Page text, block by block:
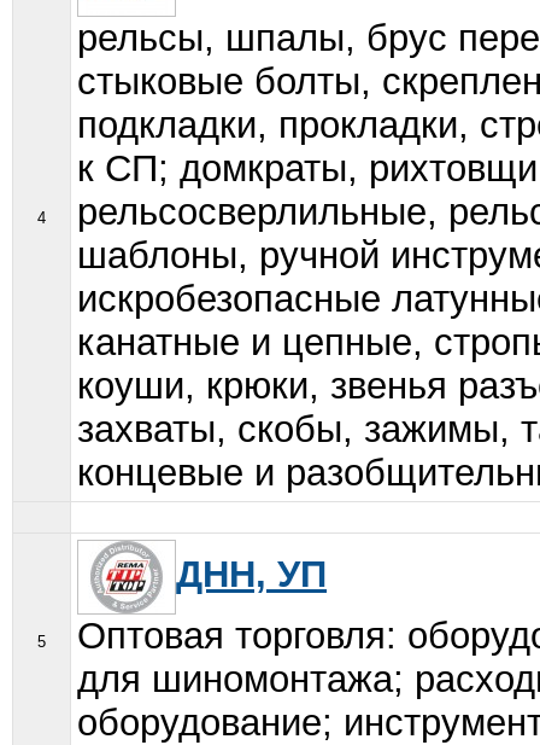
4
рельсы, шпалы, брус
стыковые болты,
подкладки, прокладки,
к СП; домкраты,
рельсосверлильные,
шаблоны, ручной
искробезопасные
канатные и цепные,
коуши, крюки, звенья
захваты, скобы, зажимы,
концевые и
5
ДНН, УП
Оптовая торговля:
для шиномонтажа;
оборудование;